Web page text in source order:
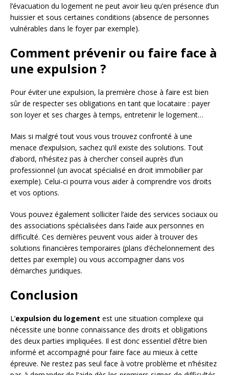
l’évacuation du logement ne peut avoir lieu qu’en présence d’un
huissier et sous certaines conditions (absence de personnes
vulnérables dans le foyer par exemple).
Comment prévenir ou faire face à
une expulsion ?
Pour éviter une expulsion, la première chose à faire est bien
sûr de respecter ses obligations en tant que locataire : payer
son loyer et ses charges à temps, entretenir le logement…
Mais si malgré tout vous vous trouvez confronté à une
menace d’expulsion, sachez qu’il existe des solutions. Tout
d’abord, n’hésitez pas à chercher conseil auprès d’un
professionnel (un avocat spécialisé en droit immobilier par
exemple). Celui-ci pourra vous aider à comprendre vos droits
et vos options.
Vous pouvez également solliciter l’aide des services sociaux ou
des associations spécialisées dans l’aide aux personnes en
difficulté. Ces dernières peuvent vous aider à trouver des
solutions financières temporaires (plans d’échelonnement des
dettes par exemple) ou vous accompagner dans vos
démarches juridiques.
Conclusion
L’expulsion du logement est une situation complexe qui
nécessite une bonne connaissance des droits et obligations
des deux parties impliquées. Il est donc essentiel d’être bien
informé et accompagné pour faire face au mieux à cette
épreuve. Ne restez pas seul face à votre problème et n’hésitez